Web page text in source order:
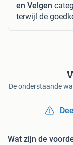
en Velgen
terwijl de
De onderstaande
Wat zijn de